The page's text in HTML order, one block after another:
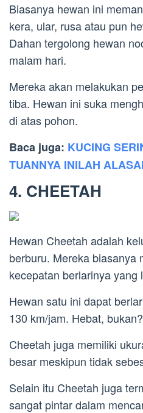
Biasanya hewan ini
kera, ular, rusa atau pun
Dahan tergolong hewan
malam hari.
Mereka akan melakukan
tiba. Hewan ini suka
di atas pohon.
Baca juga: KUCING
TUANNYA INILAH
4. CHEETAH
Hewan Cheetah adalah
berburu. Mereka biasanya
kecepatan berlarinya yang
Hewan satu ini dapat
130 km/jam. Hebat, bukan?
Cheetah juga memiliki
besar meskipun tidak
Selain itu Cheetah juga
sangat pintar dalam